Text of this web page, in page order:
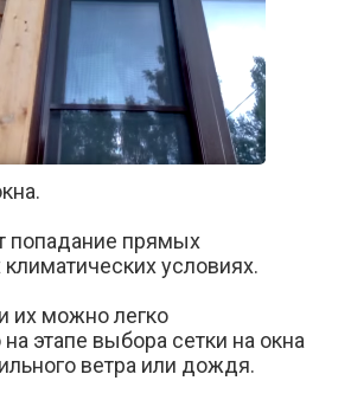
попадание прямых
условиях.
их можно легко
этапе выбора сетки на окна
ветра или дождя.